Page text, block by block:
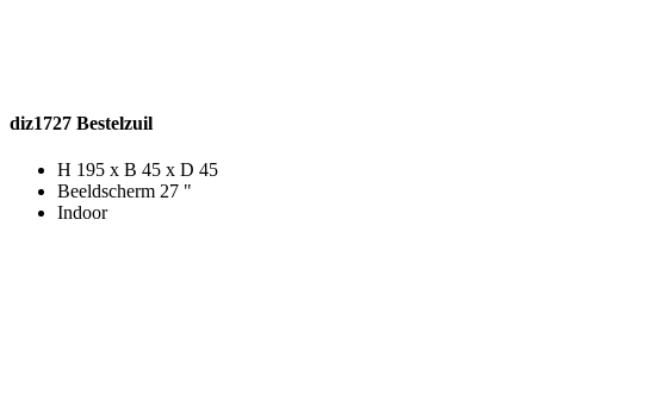
diz1727 Bestelzuil
H 195 x B 45 x D 45
Beeldscherm 27 "
Indoor